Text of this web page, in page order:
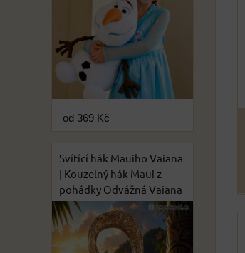
od 369 Kč
Svítící hák Mauiho Vaiana
| Kouzelný hák Maui z
pohádky Odvážná Vaiana